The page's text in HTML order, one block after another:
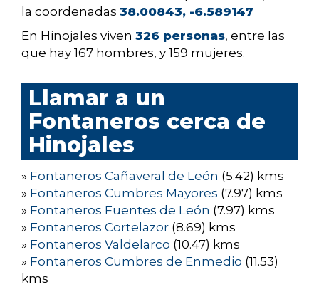
la coordenadas 38.00843, -6.589147
En Hinojales viven 326 personas, entre las
que hay 167 hombres, y 159 mujeres.
Llamar a un
Fontaneros cerca de
Hinojales
» Fontaneros Cañaveral de León (5.42) kms
» Fontaneros Cumbres Mayores (7.97) kms
» Fontaneros Fuentes de León (7.97) kms
» Fontaneros Cortelazor (8.69) kms
» Fontaneros Valdelarco (10.47) kms
» Fontaneros Cumbres de Enmedio (11.53)
kms